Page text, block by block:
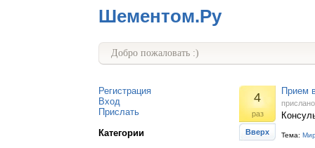
Шементом.Ру
Добро пожаловать :)
Регистрация
Вход
Прислать
Категории
4
раз
Вверх
Прием
Тема: